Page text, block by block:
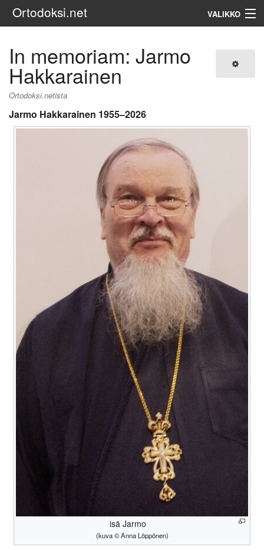
Ortodoksi.net VALIKKO
Haku
In memoriam: Jarmo
Hakkarainen
Ortodoksi.netista
Jarmo Hakkarainen 1955–2026
isä Jarmo
(kuva © Anna Löppönen)